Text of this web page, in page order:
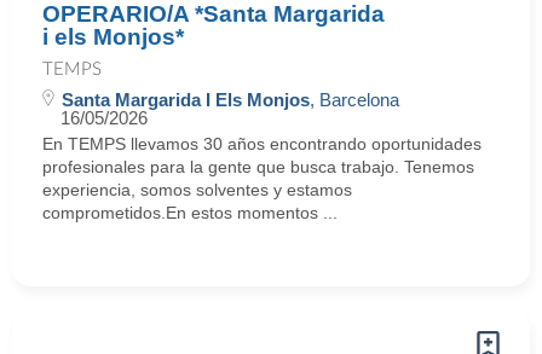
OPERARIO/A *Santa Margarida
i els Monjos*
TEMPS
Santa Margarida I Els Monjos, Barcelona
16/05/2026
En TEMPS llevamos 30 años encontrando oportunidades
profesionales para la gente que busca trabajo. Tenemos
experiencia, somos solventes y estamos
comprometidos.En estos momentos ...